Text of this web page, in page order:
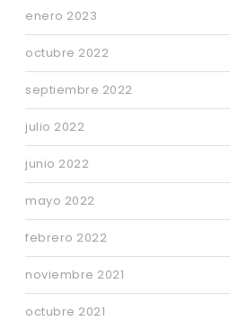
enero 2023
octubre 2022
septiembre 2022
julio 2022
junio 2022
mayo 2022
febrero 2022
noviembre 2021
octubre 2021